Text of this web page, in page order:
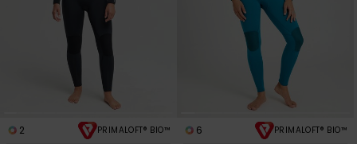
2 PRIMALOFT® BIO™ 6 PRIMALOFT® BIO™